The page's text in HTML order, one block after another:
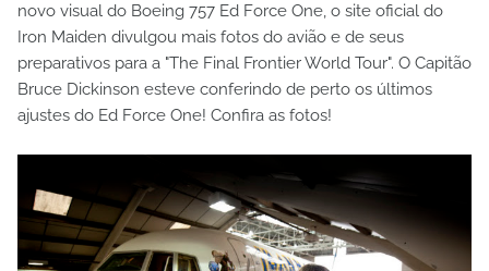
novo visual do Boeing 757 Ed Force One, o site oficial do
Iron Maiden divulgou mais fotos do avião e de seus
preparativos para a "The Final Frontier World Tour". O Capitão
Bruce Dickinson esteve conferindo de perto os últimos
ajustes do Ed Force One! Confira as fotos!